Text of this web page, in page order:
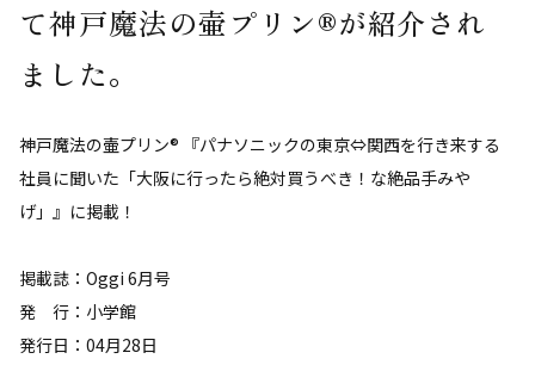
て神戸魔法の壷プリン®が紹介され
ました。
神戸魔法の壷プリン® 『パナソニックの東京⇔関西を行き来する
社員に聞いた「大阪に行ったら絶対買うべき！な絶品手みや
げ」』に掲載！
掲載誌：Oggi 6月号
発 行：小学館
発行日：04月28日